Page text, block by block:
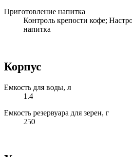
Приготовление напитка
Контроль крепости кофе;
напитка
Корпус
Емкость для воды, л
1.4
Емкость резервуара для зерен, г
250